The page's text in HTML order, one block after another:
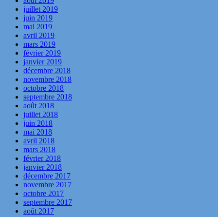
juillet 2019
juin 2019
mai 2019
avril 2019
mars 2019
février 2019
janvier 2019
décembre 2018
novembre 2018
octobre 2018
septembre 2018
août 2018
juillet 2018
juin 2018
mai 2018
avril 2018
mars 2018
février 2018
janvier 2018
décembre 2017
novembre 2017
octobre 2017
septembre 2017
août 2017